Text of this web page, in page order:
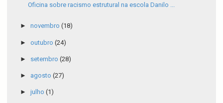
Oficina sobre racismo estrutural na escola Danilo ...
► novembro (18)
► outubro (24)
► setembro (28)
► agosto (27)
► julho (1)